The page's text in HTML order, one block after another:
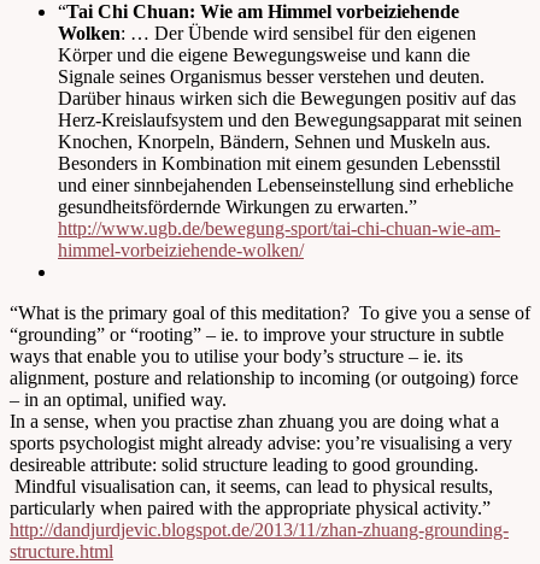
“Tai Chi Chuan: Wie am Himmel vorbeiziehende
Wolken: … Der Übende wird sensibel für den eigenen
Körper und die eigene Bewegungsweise und kann die
Signale seines Organismus besser verstehen und deuten.
Darüber hinaus wirken sich die Bewegungen positiv auf das
Herz-Kreislaufsystem und den Bewegungsapparat mit seinen
Knochen, Knorpeln, Bändern, Sehnen und Muskeln aus.
Besonders in Kombination mit einem gesunden Lebensstil
und einer sinnbejahenden Lebenseinstellung sind erhebliche
gesundheitsfördernde Wirkungen zu erwarten.”
http://www.ugb.de/bewegung-sport/tai-chi-chuan-wie-am-
himmel-vorbeiziehende-wolken/
“What is the primary goal of this meditation? To give you a sense of
“grounding” or “rooting” – ie. to improve your structure in subtle
ways that enable you to utilise your body’s structure – ie. its
alignment, posture and relationship to incoming (or outgoing) force
– in an optimal, unified way.
In a sense, when you practise zhan zhuang you are doing what a
sports psychologist might already advise: you’re visualising a very
desireable attribute: solid structure leading to good grounding.
Mindful visualisation can, it seems, can lead to physical results,
particularly when paired with the appropriate physical activity.”
http://dandjurdjevic.blogspot.de/2013/11/zhan-zhuang-grounding-
structure.html